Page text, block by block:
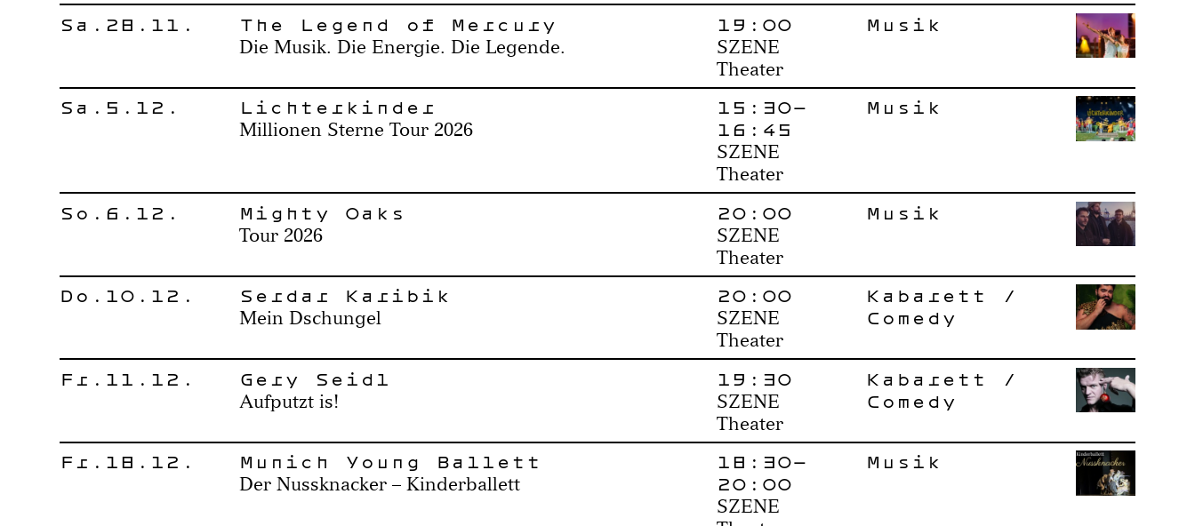
Sa.28.11. The Legend of Mercury
Die Musik. Die Energie. Die Legende.
19:00
SZENE
Theater
Musik
Sa.5.12. Lichterkinder
Millionen Sterne Tour 2026
15:30–
16:45
SZENE
Theater
Musik
So.6.12. Mighty Oaks
Tour 2026
20:00
SZENE
Theater
Musik
Do.10.12. Serdar Karibik
Mein Dschungel
20:00
SZENE
Theater
Kabarett /
Comedy
Fr.11.12. Gery Seidl
Aufputzt is!
19:30
SZENE
Theater
Kabarett /
Comedy
Fr.18.12. Munich Young Ballett
Der Nussknacker – Kinderballett
18:30–
20:00
SZENE
Musik